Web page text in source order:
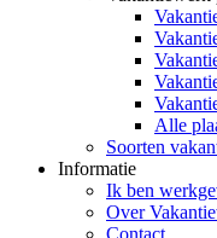
Alle
Soorten
Informatie
Ik ben
Over
Contact